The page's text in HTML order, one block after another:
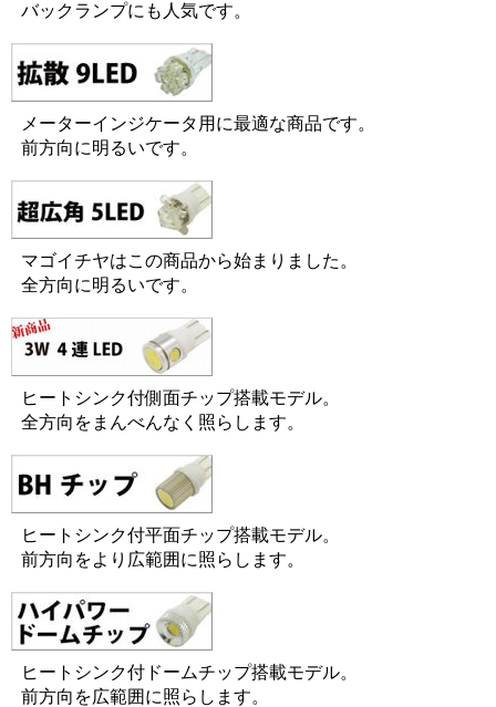
バックランプにも人気です。
メーターインジケータ用に最適な商品です。
前方向に明るいです。
マゴイチヤはこの商品から始まりました。
全方向に明るいです。
ヒートシンク付側面チップ搭載モデル。
全方向をまんべんなく照らします。
ヒートシンク付平面チップ搭載モデル。
前方向をより広範囲に照らします。
ヒートシンク付ドームチップ搭載モデル。
前方向を広範囲に照らします。